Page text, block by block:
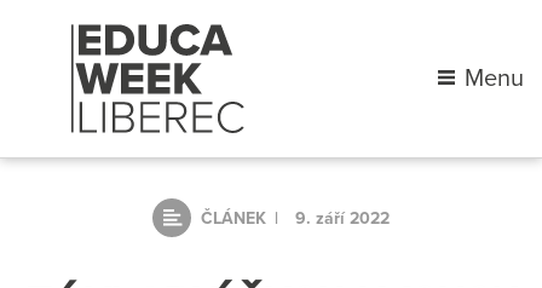
Menu
ČLÁNEK 9. září 2022